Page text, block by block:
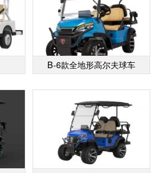
B-6款全地形高尔夫球车